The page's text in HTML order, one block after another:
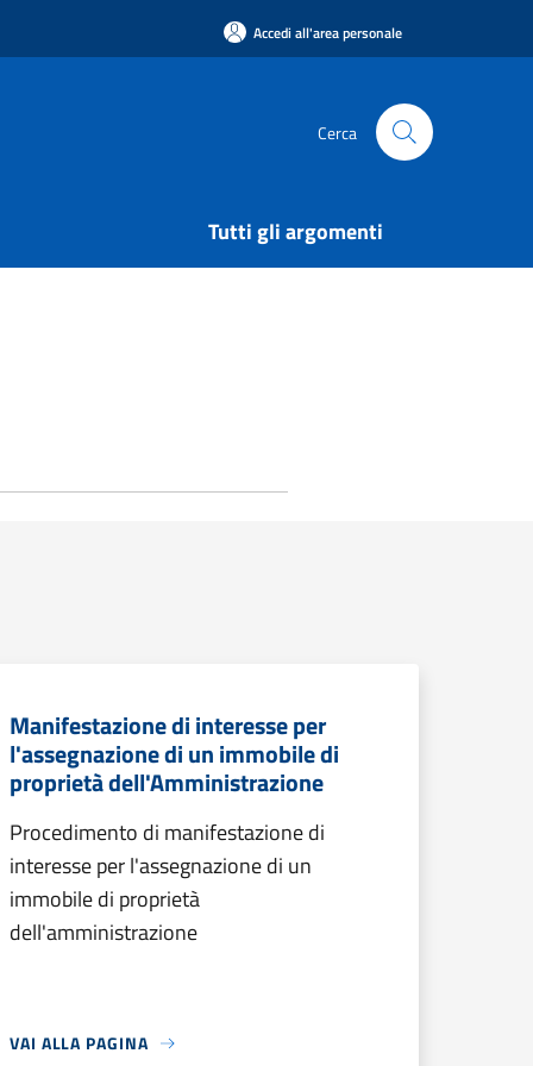
Accedi all'area personale
Cerca
Tutti gli argomenti
Manifestazione di interesse per
l'assegnazione di un immobile di
proprietà dell'Amministrazione
Procedimento di manifestazione di
interesse per l'assegnazione di un
immobile di proprietà
dell'amministrazione
VAI ALLA PAGINA